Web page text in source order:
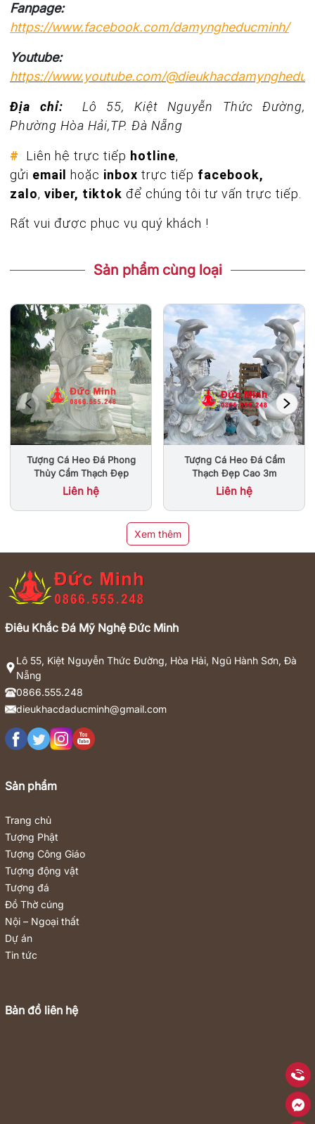
Fanpage:
https://www.facebook.com/damyngheducminh/
Youtube:
https://www.youtube.com/
Địa chỉ: Lô 55, Kiệt Nguyễn Thức Đường,
Phường Hòa Hải,TP. Đà Nẵng
# Liên hệ trực tiếp hotline,
gửi email hoặc inbox trực tiếp facebook,
zalo, viber, tiktok để chúng tôi tư vấn trực tiếp.
Rất vui được phục vụ quý khách !
Sản phẩm cùng loại
Tượng Cá Heo Đá Phong
Thủy Cẩm Thạch Đẹp
Liên hệ
Tượng Cá Heo Đá Cẩm
Thạch Đẹp Cao 3m
Liên hệ
Xem thêm
Điêu Khắc Đá Mỹ Nghệ Đức Minh
Lô 55, Kiệt Nguyễn Thức Đường, Hòa Hải, Ngũ Hành Sơn, Đà
Nẵng
0866.555.248
dieukhacdaducminh@gmail.com
Sản phẩm
Trang chủ
Tượng Phật
Tượng Công Giáo
Tượng động vật
Tượng đá
Đồ Thờ cúng
Nội – Ngoại thất
Dự án
Tin tức
Bản đồ liên hệ